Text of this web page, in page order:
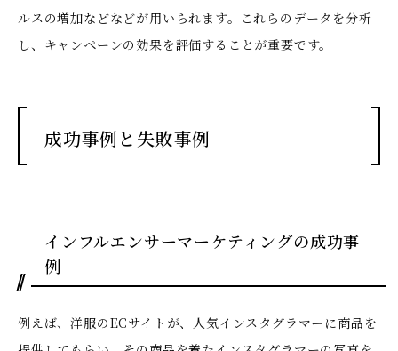
ルスの増加などなどが用いられます。これらのデータを分析
し、キャンペーンの効果を評価することが重要です。
成功事例と失敗事例
インフルエンサーマーケティングの成功事
例
例えば、洋服のECサイトが、人気インスタグラマーに商品を